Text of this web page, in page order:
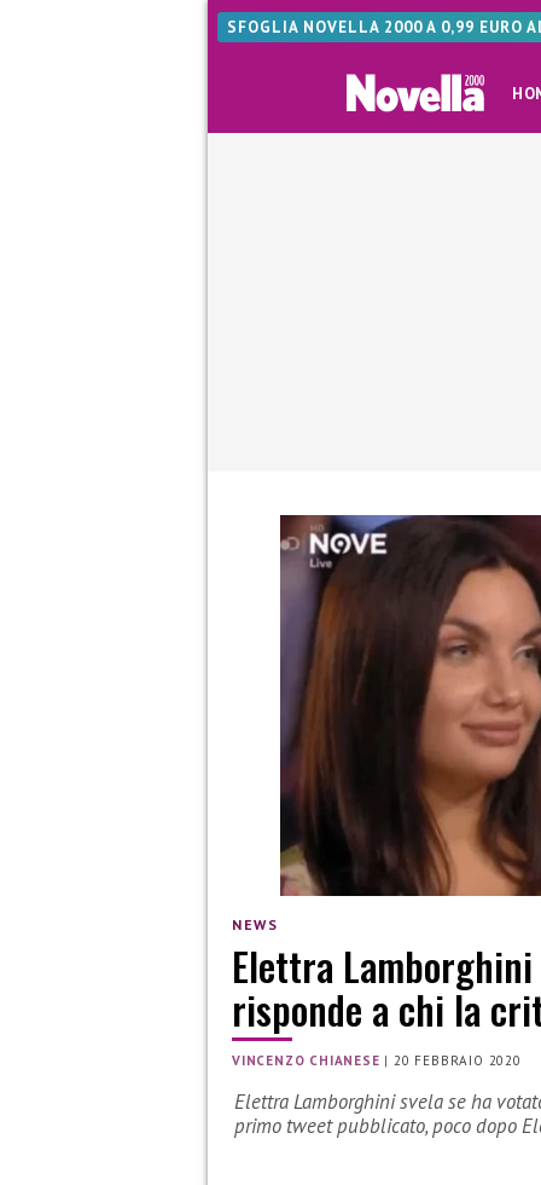
SFOGLIA NOVELLA 2000 A 0,99 EURO
NEWS
Elettra
risponde a chi la
VINCENZO CHIANESE |20 FEBBRAIO 2020
Elettra Lamborghini svela se ha
primo tweet pubblicato, poco dopo